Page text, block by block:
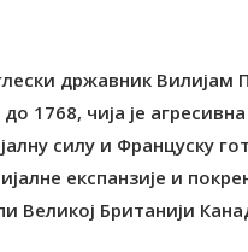
државник Вилијам
1768, чија је
силу и Француску
експанзије и
Великој Британији